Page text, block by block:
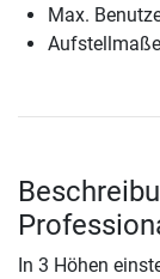
Max.
In 3 Höhen